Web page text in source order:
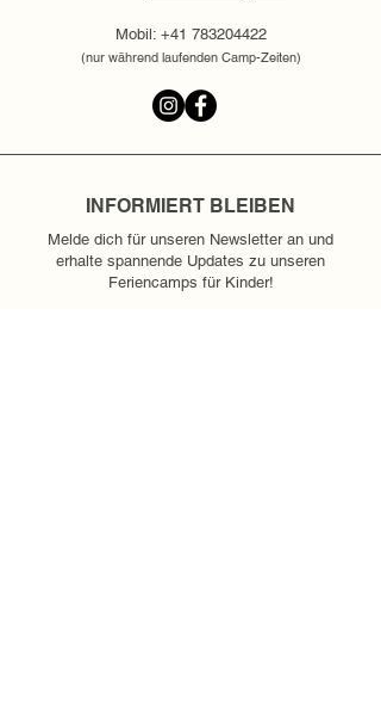
Mobil: +41 783204422
(nur während laufenden Camp-Zeiten)
INFORMIERT BLEIBEN
Melde dich für unseren Newsletter an und
erhalte spannende Updates zu unseren
Feriencamps für Kinder!